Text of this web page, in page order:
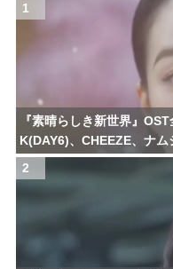
1
『素晴らしき新世界』
K(DAY6)、CHEEZE、ナム
2